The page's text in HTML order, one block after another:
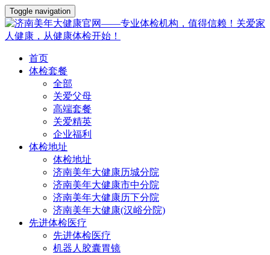
Toggle navigation
首页
体检套餐
全部
关爱父母
高端套餐
关爱精英
企业福利
体检地址
体检地址
济南美年大健康历城分院
济南美年大健康市中分院
济南美年大健康历下分院
济南美年大健康(汉峪分院)
先进体检医疗
先进体检医疗
机器人胶囊胃镜